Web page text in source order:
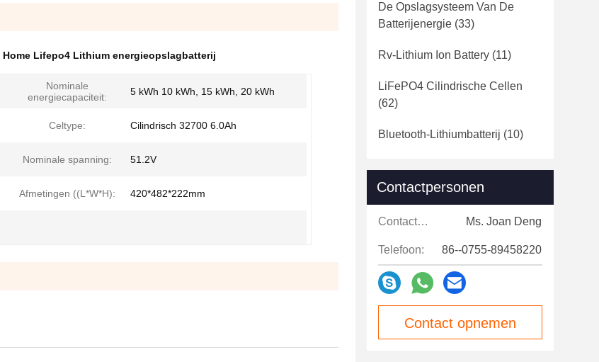
Home Lifepo4 Lithium energieopslagbatterij
Nominale
energiecapaciteit:
5 kWh 10 kWh, 15 kWh, 20 kWh
Celtype: Cilindrisch 32700 6.0Ah
Nominale spanning: 51.2V
Afmetingen ((L*W*H): 420*482*222mm
De Opslagsysteem Van De
Batterijenergie (33)
Rv-Lithium Ion Battery (11)
LiFePO4 Cilindrische Cellen
(62)
Bluetooth-Lithiumbatterij (10)
Contactpersonen
Contactpersonen: Ms. Joan Deng
Telefoon: 86--0755-89458220
Contact opnemen